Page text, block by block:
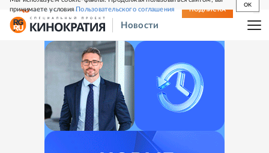
принимаете условияПользовательского соглашения
OK
СВЕЖИЙ НОМЕР ПОДПИСКА
Новости